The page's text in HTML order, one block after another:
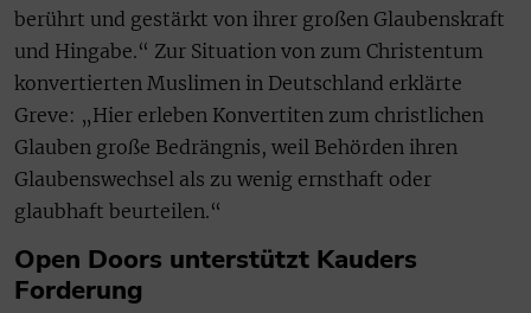
berührt und gestärkt von ihrer großen Glaubenskraft
und Hingabe.“ Zur Situation von zum Christentum
konvertierten Muslimen in Deutschland erklärte
Greve: „Hier erleben Konvertiten zum christlichen
Glauben große Bedrängnis, weil Behörden ihren
Glaubenswechsel als zu wenig ernsthaft oder
glaubhaft beurteilen.“
Open Doors unterstützt Kauders
Forderung